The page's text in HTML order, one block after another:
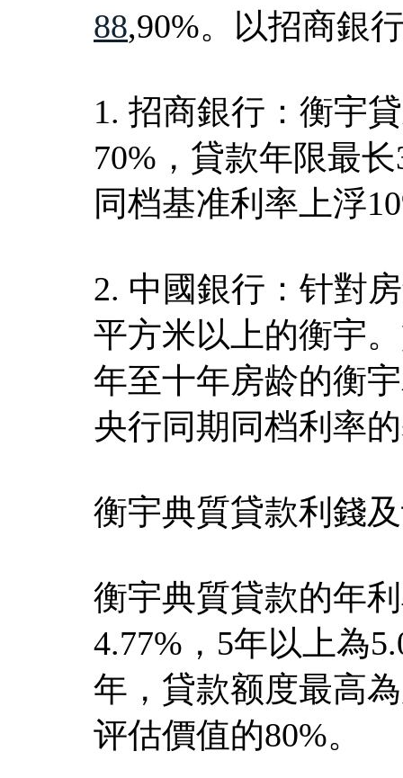
88,90%。以招商銀
1. 招商銀行：衡宇
70%，貸款年限最
同档基准利率上浮
2. 中國銀行：针對
平方米以上的衡宇
年至十年房龄的衡
央行同期同档利率
衡宇典質貸款利錢
衡宇典質貸款的年
4.77%，5年以上為
年，貸款额度最高
评估價值的80%。